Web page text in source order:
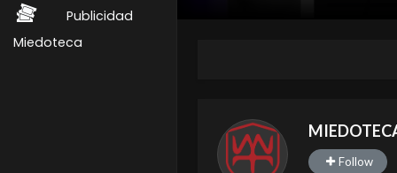
Publicidad
Miedoteca
Follow